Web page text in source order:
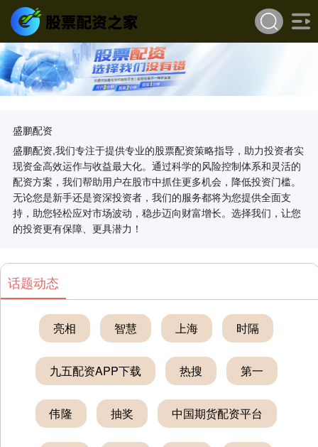
盛鹏配资
盛鹏配资,我们专注于提供专业的股票配资策略指导，助力投资者实
现资金高效运作与收益最大化。通过科学的风险控制体系和灵活的
配资方案，我们帮助用户在股市中抓住更多机会，降低投资门槛。
无论您是新手还是资深投资者，我们的服务都将为您提供全面支
持，助您轻松应对市场波动，稳步迈向财富增长。选择我们，让您
的投资更有保障、更具潜力！
话题动态
亮相 智慧 上海 时隔
九五配资APP下载 热搜 第一
伟隆 抽奖 中国期货配资平台